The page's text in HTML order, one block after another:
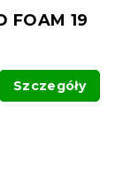
FOAM 19
Szczegóły